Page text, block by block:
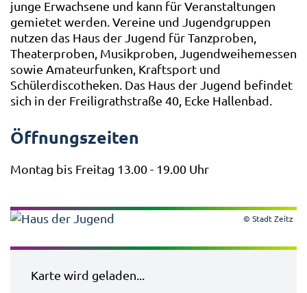
junge Erwachsene und kann für Veranstaltungen
gemietet werden. Vereine und Jugendgruppen
nutzen das Haus der Jugend für Tanzproben,
Theaterproben, Musikproben, Jugendweihemessen
sowie Amateurfunken, Kraftsport und
Schülerdiscotheken. Das Haus der Jugend befindet
sich in der Freiligrathstraße 40, Ecke Hallenbad.
Öffnungszeiten
Montag bis Freitag 13.00 - 19.00 Uhr
© Stadt Zeitz
Karte wird geladen...